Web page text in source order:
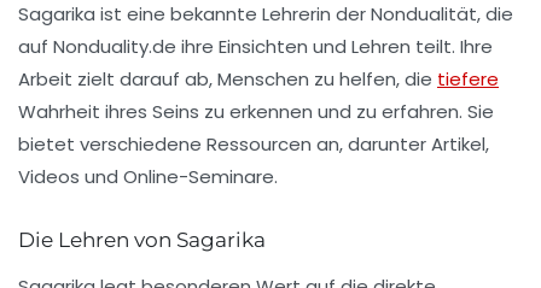
Sagarika ist eine bekannte Lehrerin der Nondualität, die
auf Nonduality.de ihre Einsichten und Lehren teilt. Ihre
Arbeit zielt darauf ab, Menschen zu helfen, die tiefere
Wahrheit ihres Seins zu erkennen und zu erfahren. Sie
bietet verschiedene Ressourcen an, darunter Artikel,
Videos und Online-Seminare.
Die Lehren von Sagarika